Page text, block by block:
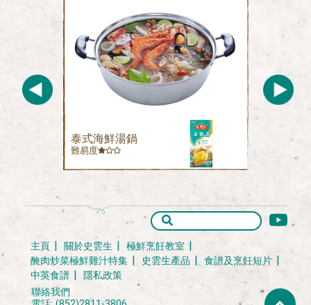
泰式海鮮湯鍋
難易度
主頁 關於史雲生
極鮮烹飪教室
醃肉炒菜極鮮雞汁特集
史雲生產品
食譜及烹飪短片
中英食譜
隱私政策
聯絡我們